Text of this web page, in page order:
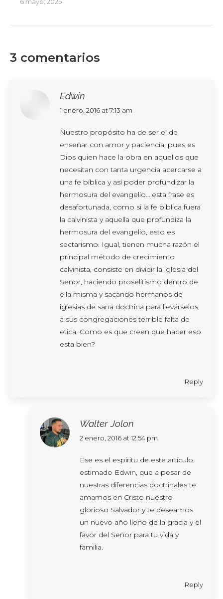
3 comentarios
Edwin
says:
1 enero, 2016 at 7:13 am
Nuestro propósito ha de ser el de
enseñar con amor y paciencia, pues es
Dios quien hace la obra en aquellos que
necesitan con tanta urgencia acercarse a
una fe bíblica y así poder profundizar la
hermosura del evangelio….esta frase es
desafortunada, como si la fe biblica fuera
la calvinista y aquella que profundiza la
hermosura del evangelio, esto es
sectarismo. Igual, tienen mucha razón el
principal método de crecimiento
calvinista, consiste en dividir la iglesia del
Señor, haciendo proselitismo dentro de
ella misma y sacando hermanos de
iglesias de sana doctrina para llevárselos
a sus congregaciones terrible falta de
etica. Como es que creen que hacer eso
esta bien?
Reply
Walter Jolon
says:
2 enero, 2016 at 12:54 pm
Ese es el espíritu de este artículo
estimado Edwin, que a pesar de
nuestras diferencias doctrinales te
amamos en Cristo nuestro
glorioso Salvador y te deseamos
un nuevo año lleno de la gracia y el
favor del Señor para tu vida y
familia.
Reply